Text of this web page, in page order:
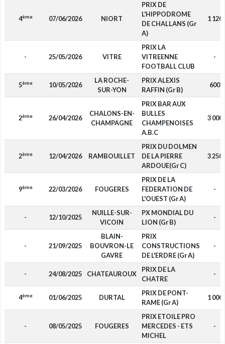
4ème 07/06/2026 NIORT
PRIX DE
L'HIPPODROME
DE CHALLANS (Gr
A)
1 120
- 25/05/2026 VITRE
PRIX LA
VITREENNE
FOOTBALL CLUB
-
5ème 10/05/2026
LA ROCHE-
SUR-YON
PRIX ALEXIS
RAFFIN (Gr B)
600
2ème 26/04/2026
CHALONS-EN-
CHAMPAGNE
PRIX BAR AUX
BULLES
CHAMPENOISES
A.B.C
3 000
2ème 12/04/2026 RAMBOUILLET
PRIX DU DOLMEN
DE LA PIERRE
ARDOUE(Gr C)
3 250
9ème 22/03/2026 FOUGERES
PRIX DE LA
FEDERATION DE
L'OUEST (Gr A)
-
- 12/10/2025
NUILLE-SUR-
VICOIN
PX MONDIAL DU
LION (Gr B)
-
- 21/09/2025
BLAIN-
BOUVRON-LE
GAVRE
PRIX
CONSTRUCTIONS
DE L'ERDRE (Gr A)
-
- 24/08/2025 CHATEAUROUX
PRIX DE LA
CHATRE
-
4ème 01/06/2025 DURTAL
PRIX DE PONT-
RAME (Gr A)
1 000
- 08/05/2025 FOUGERES
PRIX ETOILE PRO
MERCEDES - ETS
MICHEL
-